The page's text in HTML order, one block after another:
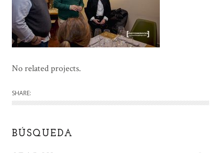
No related projects.
SHARE:
BÚSQUEDA